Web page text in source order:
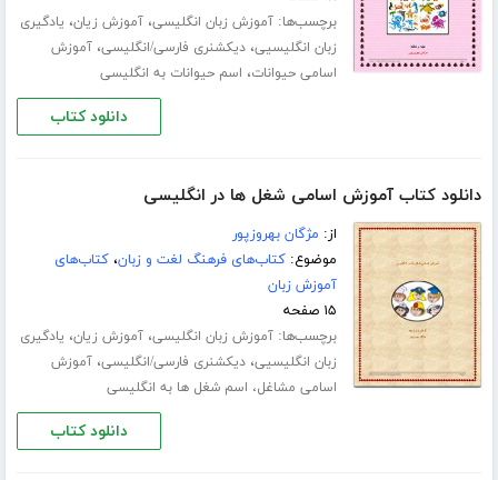
برچسب‌ها:آموزش زبان انگلیسی،آموزش زیان، یادگیری
زبان انگلیسیی،دیکشنری فارسی/انگلیسی،آموزش
اسامی حیوانات، اسم حیوانات به انگلیسی
دانلود کتاب
دانلود کتاب آموزش اسامی شغل ها در انگلیسی
از: مژگان بهروزپور
موضوع:کتاب‌های فرهنگ لغت و زبان،کتاب‌های
آموزش زبان
۱۵ صفحه
برچسب‌ها:آموزش زبان انگلیسی،آموزش زیان، یادگیری
زبان انگلیسیی،دیکشنری فارسی/انگلیسی،آموزش
اسامی مشاغل، اسم شغل ها به انگلیسی
دانلود کتاب